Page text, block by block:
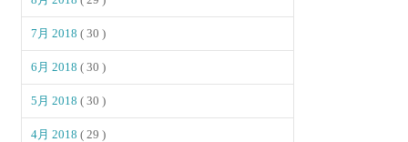
7月 2018( 30 )
6月 2018( 30 )
5月 2018( 30 )
4月 2018( 29 )